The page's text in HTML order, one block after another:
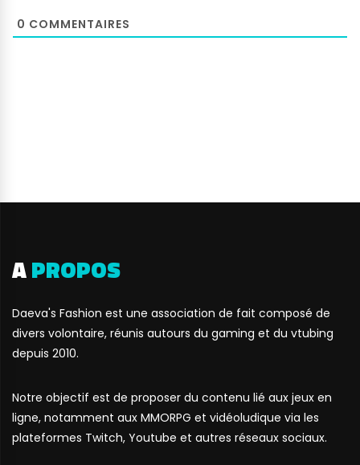
0 COMMENTAIRES
APROPOS
Daeva's Fashion est une association de fait composé de
divers volontaire, réunis autours du gaming et du vtubing
depuis 2010.
Notre objectif est de proposer du contenu lié aux jeux en
ligne, notamment aux MMORPG et vidéoludique via les
plateformes Twitch, Youtube et autres réseaux sociaux.